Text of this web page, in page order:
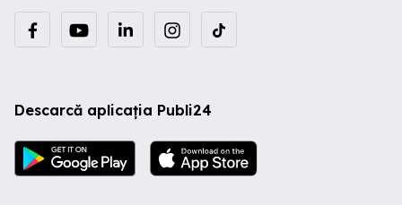
Descarcă aplicația Publi24